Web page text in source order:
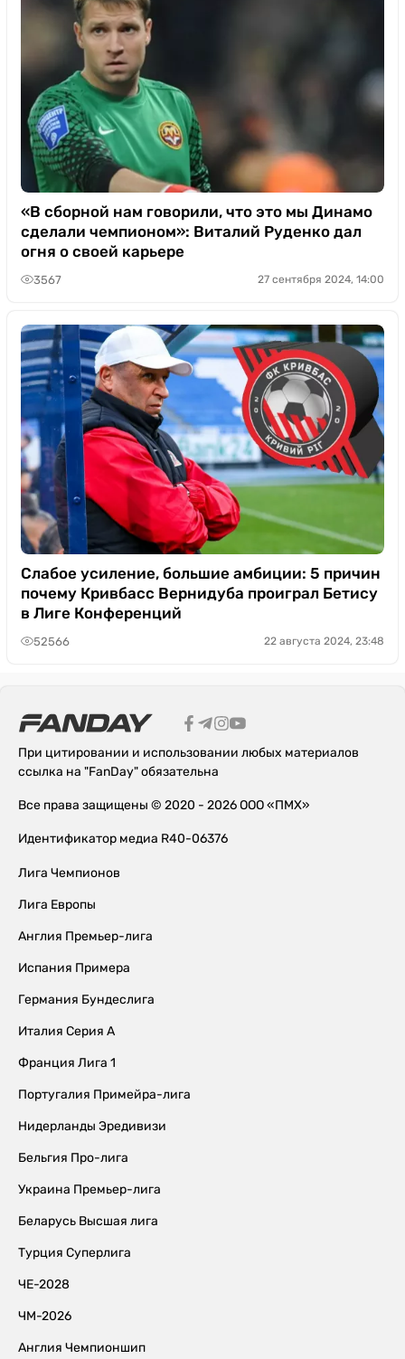
«В сборной нам говорили, что это мы Динамо
сделали чемпионом»: Виталий Руденко дал
огня о своей карьере
3567 27 сентября 2024, 14:00
Слабое усиление, большие амбиции: 5 причин
почему Кривбасс Вернидуба проиграл Бетису
в Лиге Конференций
52566 22 августа 2024, 23:48
При цитировании и использовании любых материалов
ссылка на "FanDay" обязательна
Все права защищены © 2020 - 2026 ООО «ПМХ»
Идентификатор медиа R40-06376
Лига Чемпионов
Лига Европы
Англия Премьер-лига
Испания Примера
Германия Бундеслига
Италия Серия А
Франция Лига 1
Португалия Примейра-лига
Нидерланды Эредивизи
Бельгия Про-лига
Украина Премьер-лига
Беларусь Высшая лига
Турция Суперлига
ЧЕ-2028
ЧМ-2026
Англия Чемпионшип